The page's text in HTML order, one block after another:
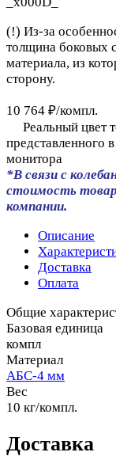
(!) Из-за
толщина боковых
материала, из
сторону.
10 764 ₽/компл.
Реальный цвет
представленного
монитора
*В связи с
стоимость
компании.
Описание
Доставка
Оплата
Общие
Базовая единица
компл
Материал
АБС-4 мм
Вес
10 кг/компл.
Доставка